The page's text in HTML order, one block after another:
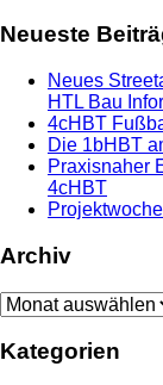
Neueste
Neues
HTL Bau
4cHBT
Die 1bHBT
Praxisnaher
4cHBT
Archiv
Archiv
Kategorien